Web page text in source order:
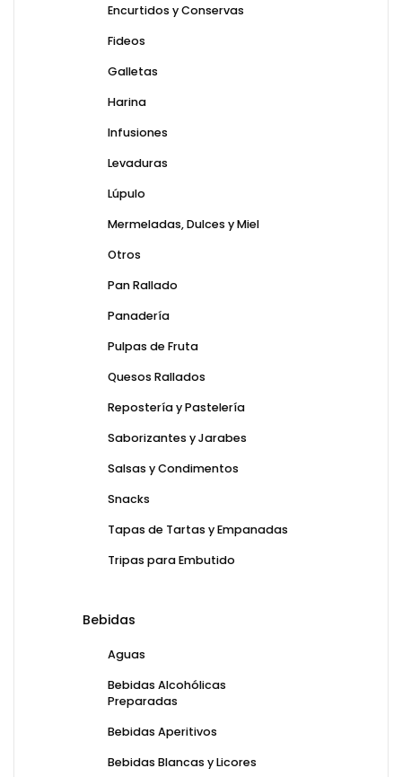
Encurtidos y Conservas
Fideos
Galletas
Harina
Infusiones
Levaduras
Lúpulo
Mermeladas, Dulces y Miel
Otros
Pan Rallado
Panadería
Pulpas de Fruta
Quesos Rallados
Repostería y Pastelería
Saborizantes y Jarabes
Salsas y Condimentos
Snacks
Tapas de Tartas y Empanadas
Tripas para Embutido
Bebidas
Aguas
Bebidas Alcohólicas
Preparadas
Bebidas Aperitivos
Bebidas Blancas y Licores